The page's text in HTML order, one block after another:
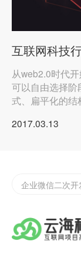
互联网科技
从web2.0时代
可以自由选择阶
式、扁平化的结
2017.03.13
实体店如何渡过
企业微信二次
汕头定制化app